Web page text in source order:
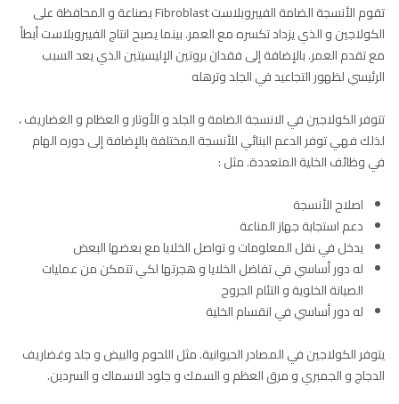
تقوم الأنسجة الضامة الفيبروبلاست Fibroblast بصناعة و المحافظة على
الكولاجين و الذي يزداد تكسره مع العمر. بينما يصبح انتاج الفيبروبلاست أبطأ
مع تقدم العمر. بالإضافة إلى فقدان بروتين الإليسيتين الذي يعد السبب
الرئيسي لظهور التجاعيد في الجلد وترهله
تتوفر الكولاجين في الانسجة الضامة و الجلد و الأوتار و العظام و الغضاريف ،
لذلك فهي توفر الدعم البنائي للأنسجة المختلفة بالإضافة إلى دوره الهام
في وظائف الخلية المتعددة. مثل :
اصلاح الأنسجة
دعم استجابة جهاز المناعة
يدخل في نقل المعلومات و تواصل الخلايا مع بعضها البعض
له دور أساسي في تفاضل الخلايا و هجرتها لكي تتمكن من عمليات
الصيانة الخلوية و التئام الجروح
له دور أساسي في انقسام الخلية
يتوفر الكولاجين في المصادر الحيوانية. مثل اللحوم والبيض و جلد وغضاريف
الدجاج و الجمبري و مرق العظم و السمك و جلود الاسماك و السردين.